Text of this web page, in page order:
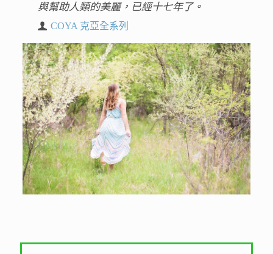
與幫助人類的美麗，已經十七年了。
COYA 克亞全系列